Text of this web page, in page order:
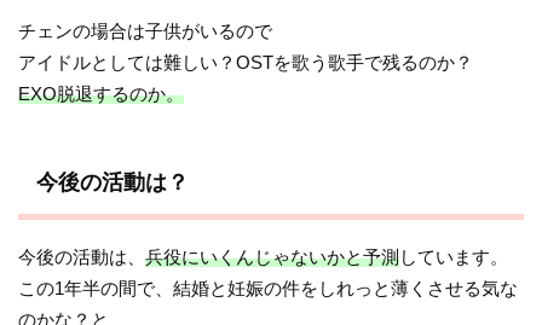
チェンの場合は子供がいるので
アイドルとしては難しい？OSTを歌う歌手で残るのか？
EXO脱退するのか。
今後の活動は？
今後の活動は、兵役にいくんじゃないかと予測しています。
この1年半の間で、結婚と妊娠の件をしれっと薄くさせる気な
のかな？と